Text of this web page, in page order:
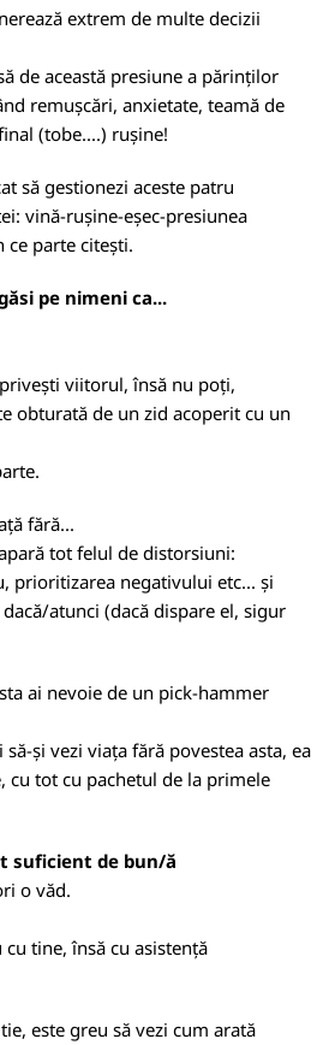
extrem de multe decizii
de această presiune a părinților
remușcări, anxietate, teamă de
(tobe....) rușine!
să gestionezi aceste patru
vină-rușine-eșec-presiunea
parte citești.
pe nimeni ca...
viitorul, însă nu poți,
obturată de un zid acoperit cu un
fără...
tot felul de distorsiuni:
prioritizarea negativului etc... și
atunci (dacă dispare el, sigur
ai nevoie de un pick-hammer
și vezi viața fără povestea asta, ea
cu tot cu pachetul de la primele
suficient de bun/ă
o văd.
tine, însă cu asistență
este greu să vezi cum arată